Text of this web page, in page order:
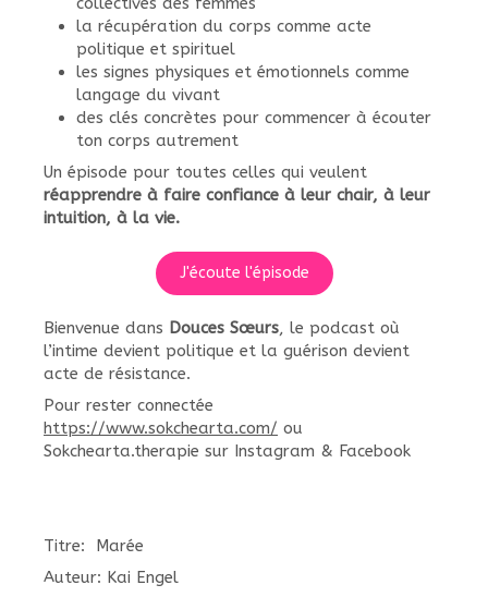
la récupération du corps comme acte
politique et spirituel
les signes physiques et émotionnels comme
langage du vivant
des clés concrètes pour commencer à écouter
ton corps autrement
Un épisode pour toutes celles qui veulent
réapprendre à faire confiance à leur chair, à leur
intuition, à la vie.
J'écoute l'épisode
Bienvenue dans Douces Sœurs, le podcast où
l’intime devient politique et la guérison devient
acte de résistance.
Pour rester connectée
https://www.sokchearta.com/ ou
Sokchearta.therapie sur Instagram & Facebook
Titre: Marée
Auteur: Kai Engel